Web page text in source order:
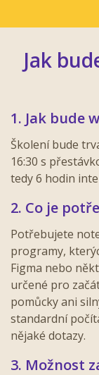
Jak
1. Jak bude
Školení bude
16:30 s
tedy 6 hodin
2. Co je
Potřebujete
programy,
Figma nebo
určené pro
pomůcky ani
standardní
nějaké dotazy.
3. Možnost